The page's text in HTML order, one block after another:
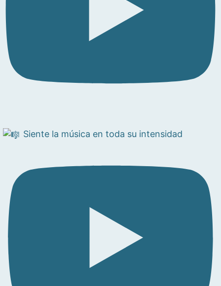
Siente la música en toda su intensidad